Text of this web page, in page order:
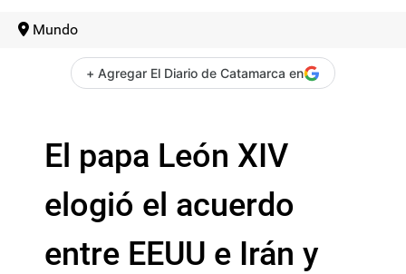
Mundo
+ Agregar El Diario de Catamarca en
El papa León XIV
elogió el acuerdo
entre EEUU e Irán y